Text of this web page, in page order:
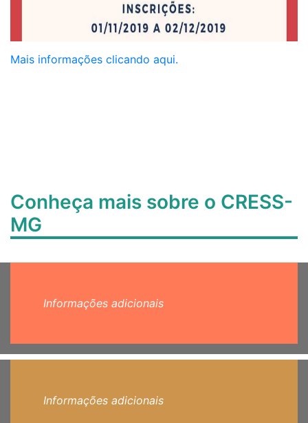
Mais informações clicando aqui.
Conheça mais sobre o CRESS-
MG
Informações adicionais
Informações adicionais